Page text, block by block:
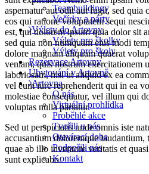
Teambuildingy
Večírky a párty
Výlety do Artovny
Výlety pro školky
Výlety pro školy
Rezervace Artovny
Ubytování v Artovně
Artovna
O nás
Virtuální prohlídka
Proběhlé akce
Tvořili u nás
Otevírací doba
Podpořili nás
Kontakt
aspernatur aut odit aut fugit, sed quia
eos qui ratione voluptatem sequi
est, qui dolorem ipsum quia dolor sit
sed quia non numquam eius modi
dolore magnam aliquam quaerat
veniam, quis nostrum exercitationem
laboriosam, nisi ut aliquid ex ea
vel eum iure reprehenderit qui in ea
molestiae consequatur, vel illum qui
voluptas nulla pariatur
Sed ut perspiciatis unde omnis iste
accusantium doloremque laudantium,
quae ab illo inventore veritatis et
sunt explicabo.